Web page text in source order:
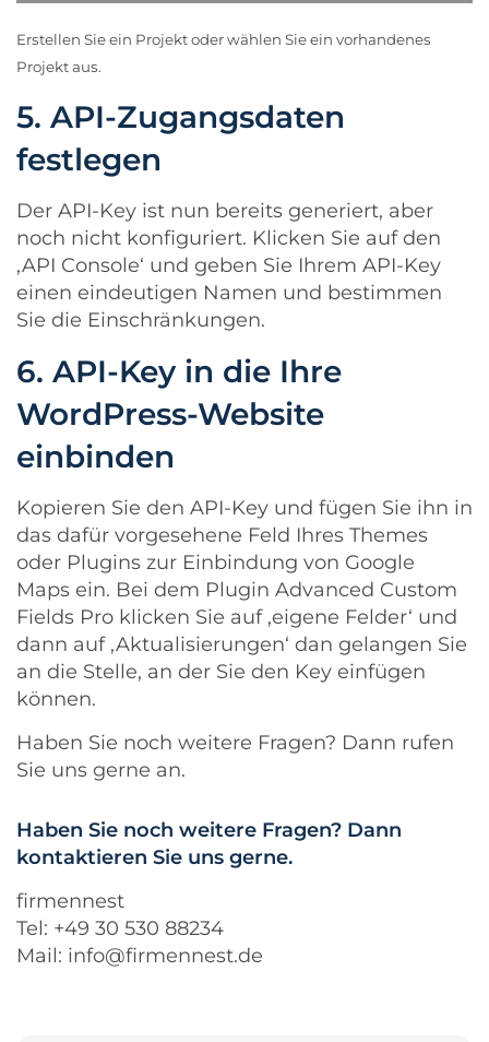
Erstellen Sie ein Projekt oder wählen Sie ein vorhandenes
Projekt aus.
5. API-Zugangsdaten
festlegen
Der API-Key ist nun bereits generiert, aber
noch nicht konfiguriert. Klicken Sie auf den
‚API Console‘ und geben Sie Ihrem API-Key
einen eindeutigen Namen und bestimmen
Sie die Einschränkungen.
6. API-Key in die Ihre
WordPress-Website
einbinden
Kopieren Sie den API-Key und fügen Sie ihn in
das dafür vorgesehene Feld Ihres Themes
oder Plugins zur Einbindung von Google
Maps ein. Bei dem Plugin Advanced Custom
Fields Pro klicken Sie auf ‚eigene Felder‘ und
dann auf ‚Aktualisierungen‘ dan gelangen Sie
an die Stelle, an der Sie den Key einfügen
können.
Haben Sie noch weitere Fragen? Dann rufen
Sie uns gerne an.
Haben Sie noch weitere Fragen? Dann
kontaktieren Sie uns gerne.
firmennest
Tel: +49 30 530 88234
Mail: info@firmennest.de